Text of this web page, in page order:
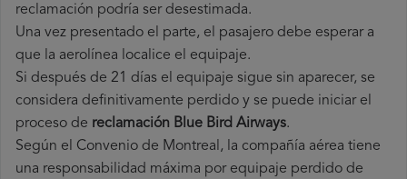
reclamación podría ser desestimada.
Una vez presentado el parte, el pasajero debe esperar a
que la aerolínea localice el equipaje.
Si después de 21 días el equipaje sigue sin aparecer, se
considera definitivamente perdido y se puede iniciar el
proceso de reclamación Blue Bird Airways.
Según el Convenio de Montreal, la compañía aérea tiene
una responsabilidad máxima por equipaje perdido de